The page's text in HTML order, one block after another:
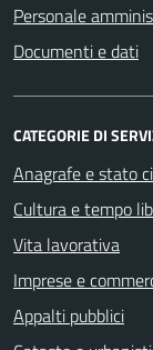
Personale
Documenti e dati
CATEGORIE DI
Anagrafe e stato
Cultura e tempo
Vita lavorativa
Imprese e
Appalti pubblici